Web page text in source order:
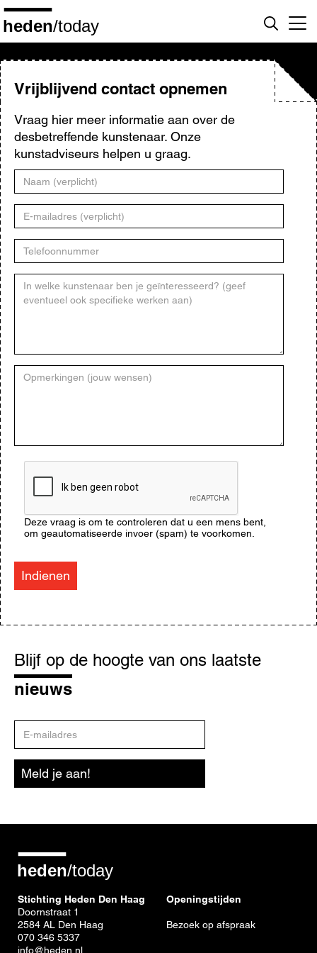
Overslaan
en
naar
inhoud
gaanVrijblijvend contact opnemen
Vraag hier meer informatie aan over de
desbetreffende kunstenaar. Onze
kunstadviseurs helpen u graag.
Naam
E-
mailadres
Telefoonnummer
Kunstenaar
Opmerkingen
(jouw
Deze vraag is om te controleren dat u een mens bent,
om geautomatiseerde invoer (spam) te voorkomen.
Indienen
op
de
hoogte
Blijf op de hoogte van ons laatste
nieuws
mailadres
Meld je aan!
Stichting Heden Den Haag
Doornstraat 1
2584 AL Den Haag
070 346 5337
info@heden.nl
Openingstijden
Bezoek op afspraak